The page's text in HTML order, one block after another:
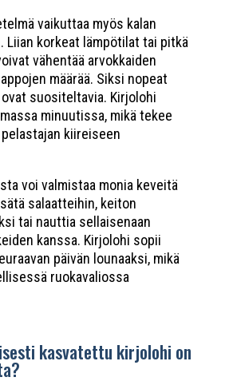
vaikuttaa myös kalan
Liian korkeat lämpötilat tai pitkä
vähentää arvokkaiden
määrää. Siksi nopeat
suositeltavia. Kirjolohi
minuutissa, mikä tekee
kiireiseen
voi valmistaa monia keveitä
salaatteihin, keiton
tai nauttia sellaisenaan
kanssa. Kirjolohi sopii
päivän lounaaksi, mikä
ruokavaliossa
kasvatettu kirjolohi on